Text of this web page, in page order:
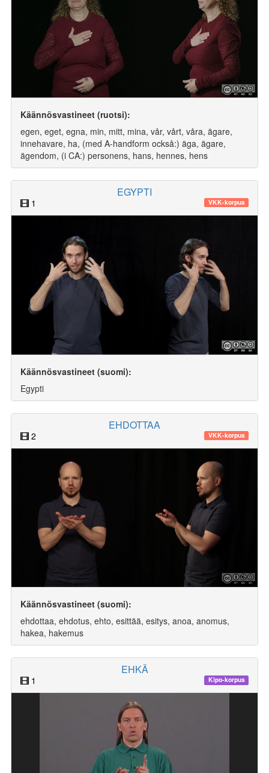
Käännösvastineet (ruotsi):
egen, eget, egna, min, mitt, mina, vår, vårt, våra, ägare,
innehavare, ha, (med A-handform också:) äga, ägare,
ägendom, (i CA:) personens, hans, hennes, hens
EGYPTI
1 VKK-korpus
Käännösvastineet (suomi):
Egypti
EHDOTTAA
2 VKK-korpus
Käännösvastineet (suomi):
ehdottaa, ehdotus, ehto, esittää, esitys, anoa, anomus,
hakea, hakemus
EHKÄ
1 Kipo-korpus